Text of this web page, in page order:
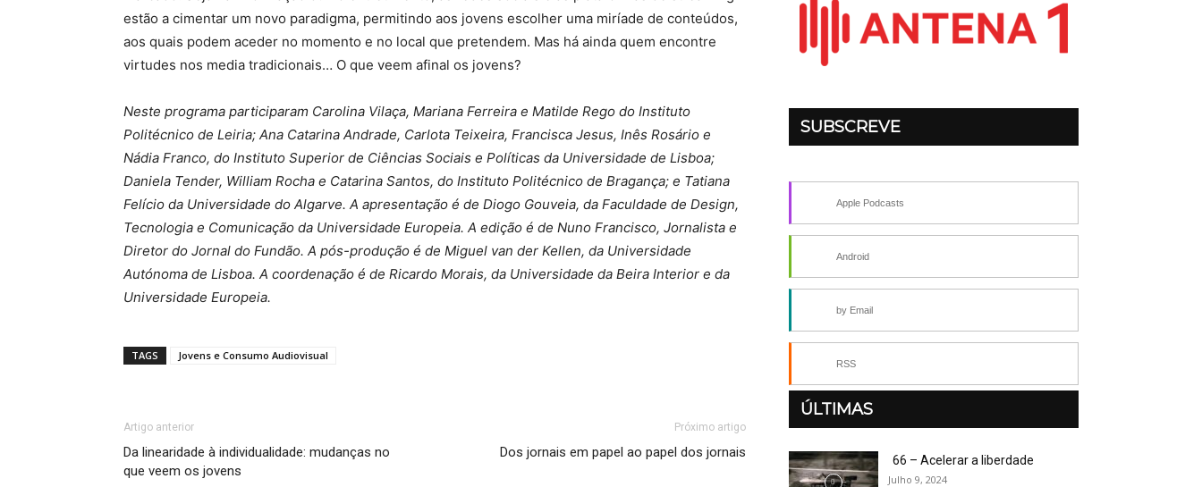
estão a cimentar um novo paradigma, permitindo aos jovens escolher uma miríade de conteúdos,
aos quais podem aceder no momento e no local que pretendem. Mas há ainda quem encontre
virtudes nos media tradicionais… O que veem afinal os jovens?
Neste programa participaram Carolina Vilaça, Mariana Ferreira e Matilde Rego do Instituto
Politécnico de Leiria; Ana Catarina Andrade, Carlota Teixeira, Francisca Jesus, Inês Rosário e
Nádia Franco, do Instituto Superior de Ciências Sociais e Políticas da Universidade de Lisboa;
Daniela Tender, William Rocha e Catarina Santos, do Instituto Politécnico de Bragança; e Tatiana
Felício da Universidade do Algarve. A apresentação é de Diogo Gouveia, da Faculdade de Design,
Tecnologia e Comunicação da Universidade Europeia. A edição é de Nuno Francisco, Jornalista e
Diretor do Jornal do Fundão. A pós-produção é de Miguel van der Kellen, da Universidade
Autónoma de Lisboa. A coordenação é de Ricardo Morais, da Universidade da Beira Interior e da
Universidade Europeia.
TAGS Jovens e Consumo Audiovisual
Artigo anterior
Da linearidade à individualidade: mudanças no
que veem os jovens
Próximo artigo
Dos jornais em papel ao papel dos jornais
SUBSCREVE
Apple Podcasts
Android
by Email
RSS
ÚLTIMAS
66 – Acelerar a liberdade
Julho 9, 2024